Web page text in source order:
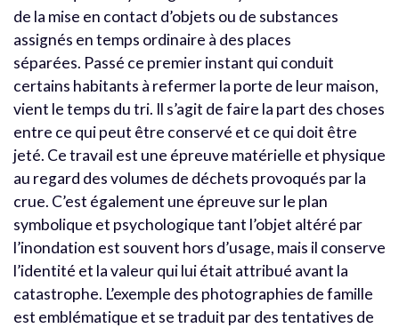
de la mise en contact d’objets ou de substances
assignés en temps ordinaire à des places
séparées. Passé ce premier instant qui conduit
certains habitants à refermer la porte de leur maison,
vient le temps du tri. Il s’agit de faire la part des choses
entre ce qui peut être conservé et ce qui doit être
jeté. Ce travail est une épreuve matérielle et physique
au regard des volumes de déchets provoqués par la
crue. C’est également une épreuve sur le plan
symbolique et psychologique tant l’objet altéré par
l’inondation est souvent hors d’usage, mais il conserve
l’identité et la valeur qui lui était attribué avant la
catastrophe. L’exemple des photographies de famille
est emblématique et se traduit par des tentatives de